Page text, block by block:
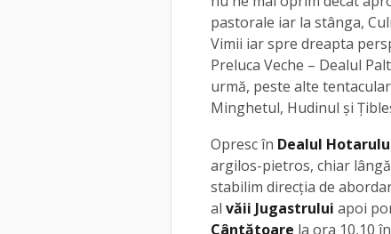
pastorale iar la stânga,
Vimii iar spre dreapta
Preluca Veche – Dealul
urmă, peste alte
Minghetul, Hudinul și
Opresc în Dealul
argilos-pietros, chiar
stabilim direcția de
al văii Jugastrului apoi
Cântătoare la ora 10,10